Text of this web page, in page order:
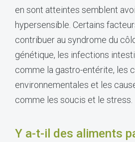
en sont atteintes semblent
hypersensible. Certains
contribuer au syndrome du
génétique, les infections
comme la gastro-entérite, les
environnementales et les
comme les soucis et le stress.
Y a-t-il des aliments